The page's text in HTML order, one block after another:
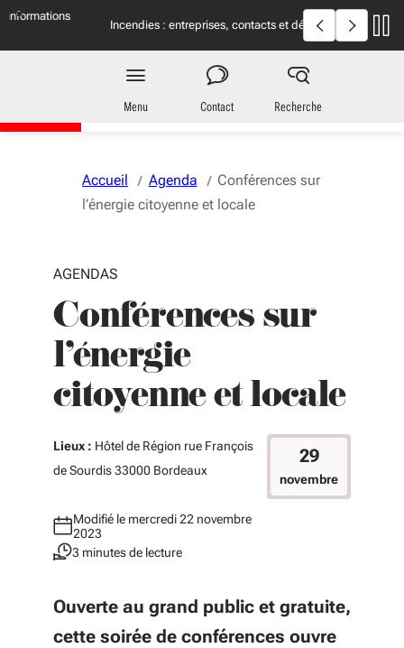
Vous naviguez en mode anonymisé,
Incendies : entreprises, contacts et démarches
Incendies en
utiles
Région
Nouvelle-Aquitaine
Menu Contact Recherche
Accueil Agenda
Conférences sur
l’énergie citoyenne et locale
AGENDAS
Conférences sur
l’énergie
citoyenne et locale
Lieux : Hôtel de Région rue François
de Sourdis 33000 Bordeaux
Modifié le mercredi 22 novembre
2023
3 minutes de lecture
29
novembre
Ouverte au grand public et gratuite,
cette soirée de conférences ouvre